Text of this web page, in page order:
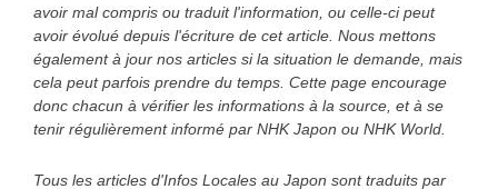
avoir mal compris ou traduit l'information, ou celle-ci peut
avoir évolué depuis l'écriture de cet article. Nous mettons
également à jour nos articles si la situation le demande, mais
cela peut parfois prendre du temps. Cette page encourage
donc chacun à vérifier les informations à la source, et à se
tenir régulièrement informé par NHK Japon ou NHK World.
Tous les articles d'Infos Locales au Japon sont traduits par